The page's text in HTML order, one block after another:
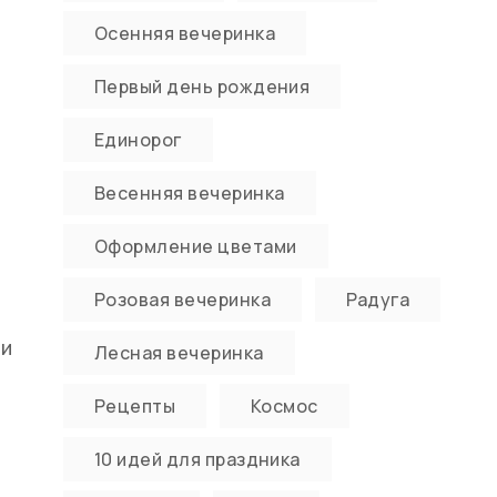
Осенняя вечеринка
Первый день рождения
Единорог
Весенняя вечеринка
Оформление цветами
Розовая вечеринка Радуга
Лесная вечеринка
Рецепты Космос
10 идей для праздника